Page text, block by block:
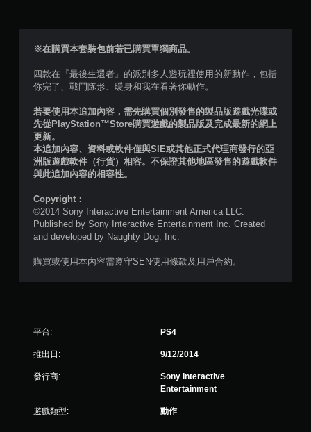
）
共
9
分
※在購買本套裝包前若已購買單獨商品。
四款在『最後生還者』的派別多人遊玩裡使用的新動作，包括
你完了、戰鬥隊形、暖身和我在看著你動作。
若要使用本追加內容，需先購買個別發售的製品版遊戲光碟或
先從PlayStation™Store購買遊戲的製品版及完成最新的網上
更新。
本追加內容、資料或軟件僅與SIE或其他正式代理商發行的亞
洲版遊戲軟件（行貨）相容。不保證其他地區發售的遊戲軟件
與此追加內容的相容性。
Copyright：
©2014 Sony Interactive Entertainment America LLC.
Published by Sony Interactive Entertainment Inc. Created
and developed by Naughty Dog, Inc.
購買或使用本內容需遵守SEN使用條款及用戶合約。
平台: PS4
推出日: 9/12/2014
發行商:
Sony Interactive
Entertainment
遊戲類型: 動作